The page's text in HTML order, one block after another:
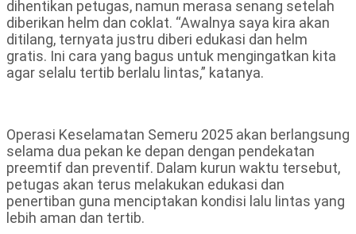
dihentikan petugas, namun merasa senang setelah
diberikan helm dan coklat. “Awalnya saya kira akan
ditilang, ternyata justru diberi edukasi dan helm
gratis. Ini cara yang bagus untuk mengingatkan kita
agar selalu tertib berlalu lintas,” katanya.
Operasi Keselamatan Semeru 2025 akan berlangsung
selama dua pekan ke depan dengan pendekatan
preemtif dan preventif. Dalam kurun waktu tersebut,
petugas akan terus melakukan edukasi dan
penertiban guna menciptakan kondisi lalu lintas yang
lebih aman dan tertib.